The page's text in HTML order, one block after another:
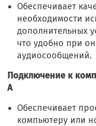
Обеспечивает
необходимости
дополнительных
что удобно при
аудиосообщений.
Подключение к
A
Обеспечивает
компьютеру или